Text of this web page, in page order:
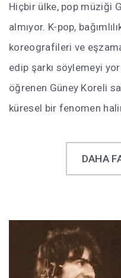
Hiçbir ülke, pop müziği
almıyor. K-pop,
koreografileri ve
edip şarkı söylemeyi
öğrenen Güney Koreli
küresel bir fenomen
DAHA